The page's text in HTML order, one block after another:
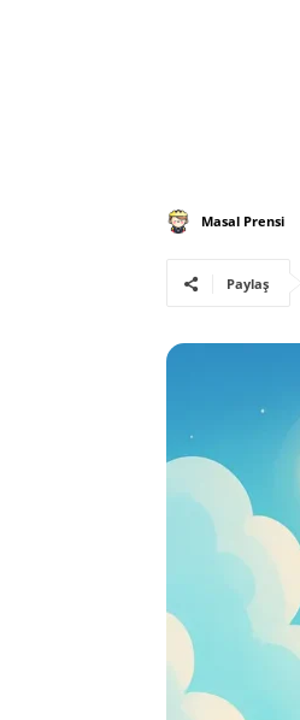
Masal Prensi
Paylaş